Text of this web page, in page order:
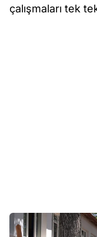
çalışmaları tek